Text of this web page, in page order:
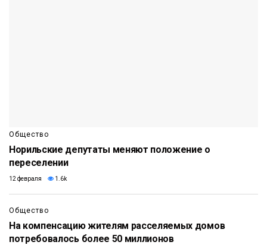
Общество
Норильские депутаты меняют положение о
переселении
12 февраля 1.6k
Общество
На компенсацию жителям расселяемых домов
потребовалось более 50 миллионов